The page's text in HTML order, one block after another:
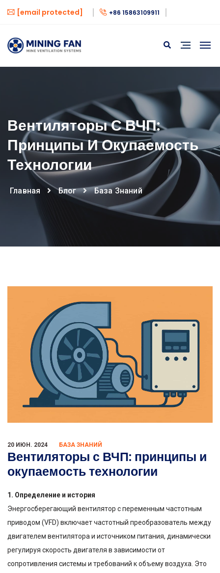
[email protected] +86 15863109911
Вентиляторы С ВЧП:
Принципы И Окупаемость
Технологии
Главная Блог База Знаний
20 ИЮН. 2024 БАЗА ЗНАНИЙ
Вентиляторы с ВЧП: принципы и
окупаемость технологии
1. Определение и история
Энергосберегающий вентилятор с переменным частотным
приводом (VFD) включает частотный преобразователь между
двигателем вентилятора и источником питания, динамически
регулируя скорость двигателя в зависимости от
сопротивления системы и требований к объему воздуха. Это